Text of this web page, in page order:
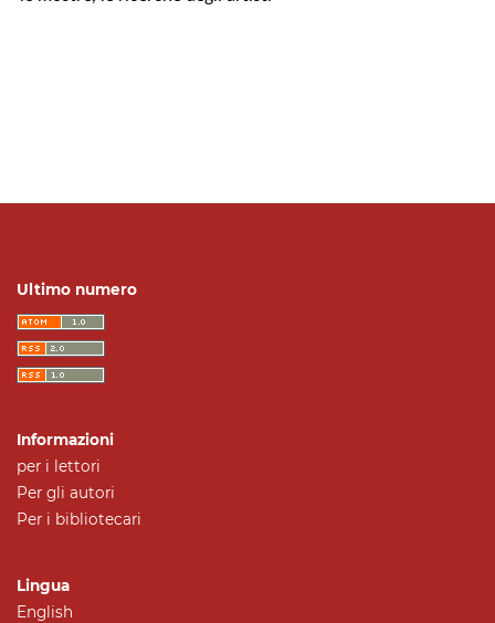
Ultimo numero
Informazioni
per i lettori
Per gli autori
Per i bibliotecari
Lingua
English